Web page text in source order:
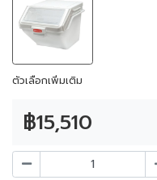
ตัวเลือกเพิ่มเติม
฿15,510